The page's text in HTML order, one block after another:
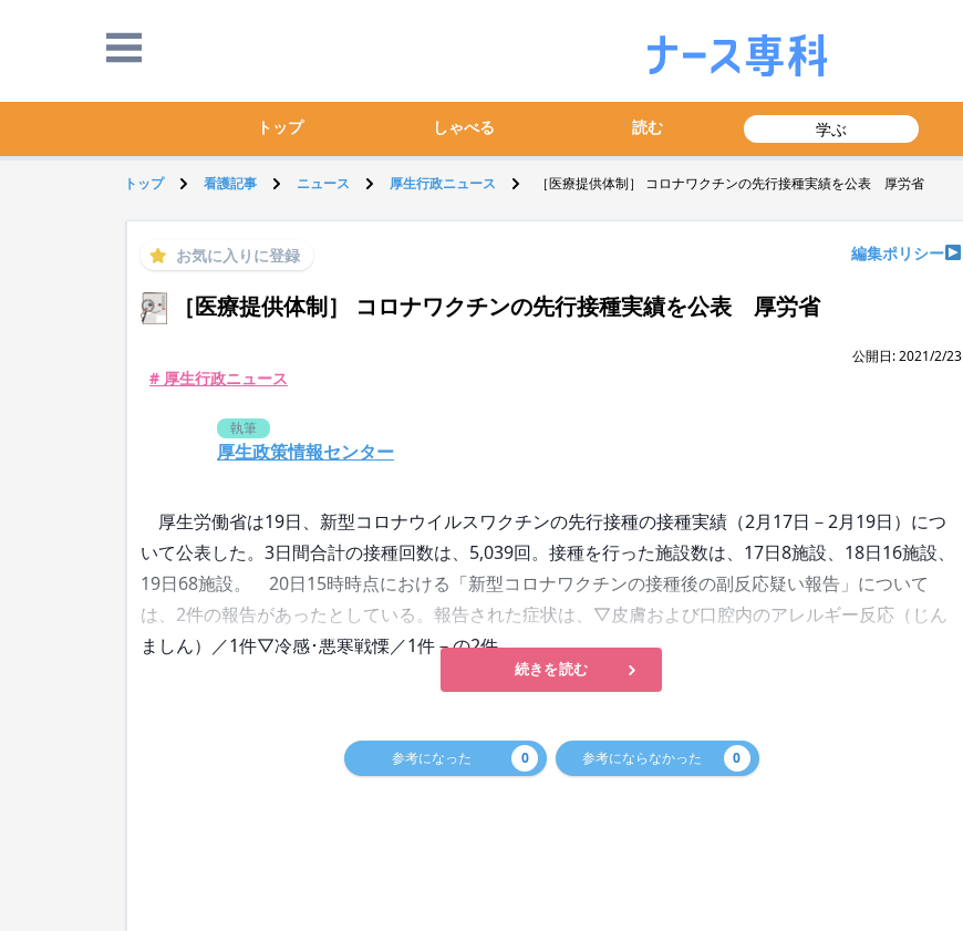
トップ しゃべる 読む 学ぶ
トップ 看護記事 ニュース 厚生行政ニュース ［医療提供体制］ コロナワクチンの先行接種実績を公表 厚労省
お気に入りに登録 編集ポリシー
［医療提供体制］ コロナワクチンの先行接種実績を公表 厚労省
公開日: 2021/2/23
# 厚生行政ニュース
執筆
厚生政策情報センター
厚生労働省は19日、新型コロナウイルスワクチンの先行接種の接種実績（2月17日－2月19日）につ
いて公表した。3日間合計の接種回数は、5,039回。接種を行った施設数は、17日8施設、18日16施設、
19日68施設。 20日15時時点における「新型コロナワクチンの接種後の副反応疑い報告」について
は、2件の報告があったとしている。報告された症状は、▽皮膚および口腔内のアレルギー反応（じん
ましん）／1件▽冷感･悪寒戦慄／1件－の2件。
続きを読む
参考になった 0 参考にならなかった 0